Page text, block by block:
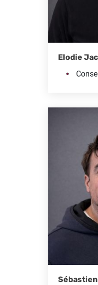
Elodie